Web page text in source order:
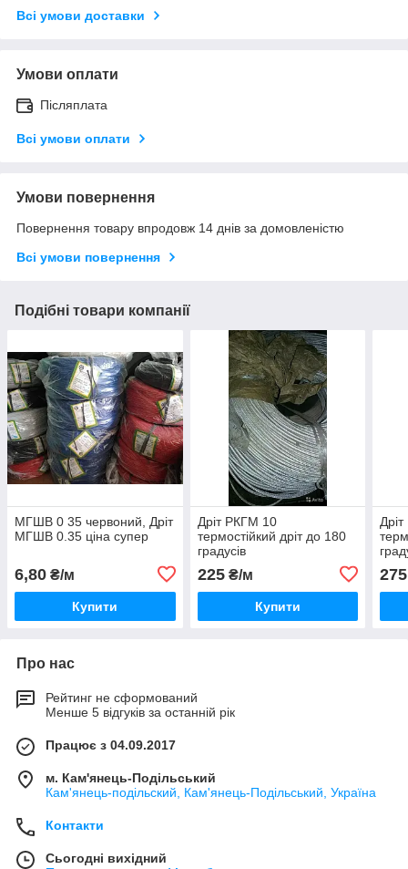
Всі умови доставки
Умови оплати
Післяплата
Всі умови оплати
Умови повернення
Повернення товару впродовж 14 днів за домовленістю
Всі умови повернення
Подібні товари компанії
МГШВ 0 35 червоний, Дріт
МГШВ 0.35 ціна супер
6,80 ₴/м
Купити
Дріт РКГМ 10
термостійкий дріт до 180
градусів
225₴/м
Купити
275
Про нас
Рейтинг не сформований
Менше 5 відгуків за останній рік
Працює з 04.09.2017
м. Кам'янець-Подільський
Кам'янець-подільский, Кам'янець-Подільський, Україна
Контакти
Сьогодні вихідний